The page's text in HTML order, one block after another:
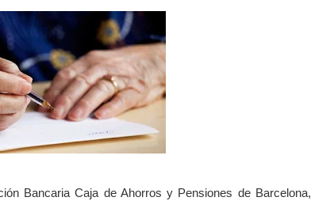
Bancaria Caja de Ahorros y Pensiones de Barcelona,